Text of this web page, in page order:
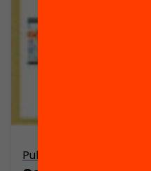
Publicació